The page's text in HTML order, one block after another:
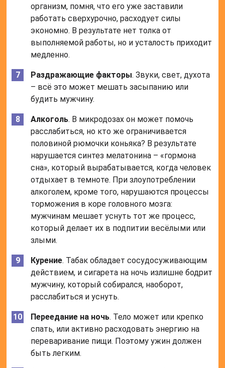
организм, помня, что его уже заставили
работать сверхурочно, расходует силы
экономно. В результате нет толка от
выполняемой работы, но и усталость приходит
медленно.
Раздражающие факторы. Звуки, свет, духота
– всё это может мешать засыпанию или
будить мужчину.
Алкоголь. В микродозах он может помочь
расслабиться, но кто же ограничивается
половиной рюмочки коньяка? В результате
нарушается синтез мелатонина – «гормона
сна», который вырабатывается, когда человек
отдыхает в темноте. При злоупотреблении
алкоголем, кроме того, нарушаются процессы
торможения в коре головного мозга:
мужчинам мешает уснуть тот же процесс,
который делает их в подпитии весёлыми или
злыми.
Курение. Табак обладает сосудосуживающим
действием, и сигарета на ночь излишне бодрит
мужчину, который собирался, наоборот,
расслабиться и уснуть.
Переедание на ночь. Тело может или крепко
спать, или активно расходовать энергию на
переваривание пищи. Поэтому ужин должен
быть легким.